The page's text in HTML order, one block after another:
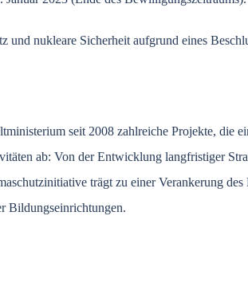
nukleare Sicherheit aufgrund eines
seit 2008 zahlreiche Projekte, die
ab: Von der Entwicklung langfristiger
trägt zu einer Verankerung
Bildungseinrichtungen.